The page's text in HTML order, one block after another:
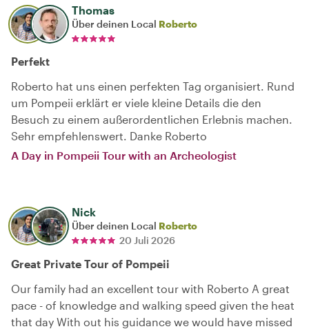
Thomas
Über deinen Local Roberto
Perfekt
Roberto hat uns einen perfekten Tag organisiert. Rund
um Pompeii erklärt er viele kleine Details die den
Besuch zu einem außerordentlichen Erlebnis machen.
Sehr empfehlenswert. Danke Roberto
A Day in Pompeii Tour with an Archeologist
Nick
Über deinen Local Roberto
20 Juli 2026
Great Private Tour of Pompeii
Our family had an excellent tour with Roberto A great
pace - of knowledge and walking speed given the heat
that day With out his guidance we would have missed